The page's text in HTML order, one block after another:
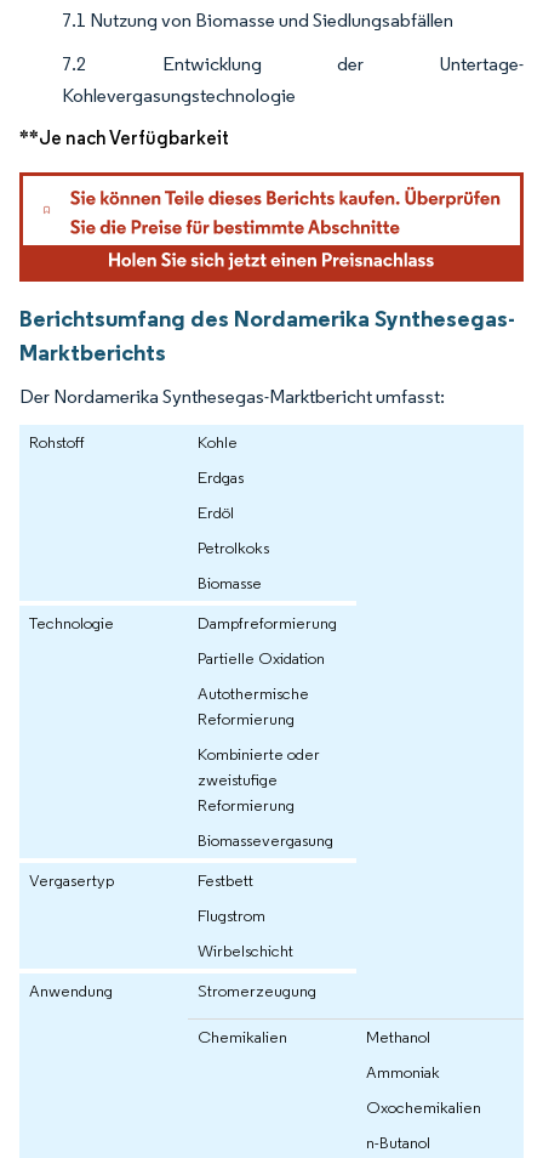
7.1 Nutzung von Biomasse und Siedlungsabfällen
7.2 Entwicklung der Untertage-
Kohlevergasungstechnologie
**Je nach Verfügbarkeit
Berichtsumfang des Nordamerika Synthesegas-
Marktberichts
Der Nordamerika Synthesegas-Marktbericht umfasst:
Rohstoff
Kohle
Erdgas
Erdöl
Petrolkoks
Biomasse
Technologie
Dampfreformierung
Partielle Oxidation
Autothermische
Reformierung
Kombinierte oder
zweistufige
Reformierung
Biomassevergasung
Vergasertyp
Festbett
Flugstrom
Wirbelschicht
Anwendung
Stromerzeugung
Chemikalien
Methanol
Ammoniak
Oxochemikalien
n-Butanol